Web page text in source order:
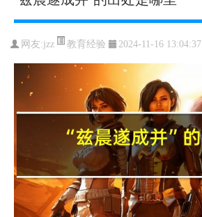
网友:jzz 教育经验 2024-11-16 13:04:37